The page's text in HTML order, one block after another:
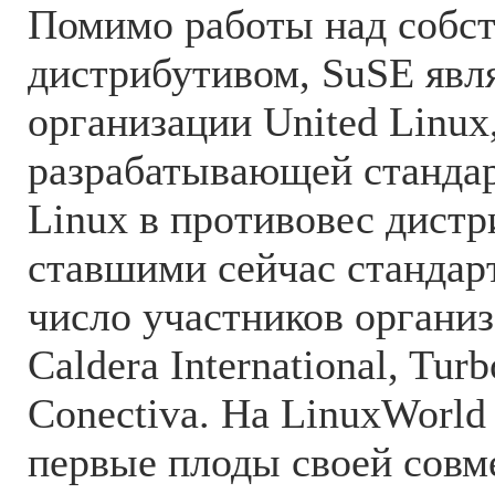
Помимо работы над
дистрибутивом, SuSE
организации United
разрабатывающей
Linux в противовес
ставшими сейчас
число участников
Caldera International,
Conectiva. На LinuxWorld
первые плоды своей